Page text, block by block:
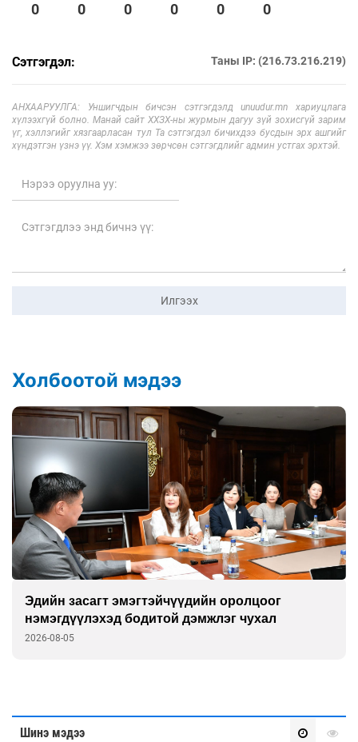
0 0 0 0 0 0
Сэтгэгдэл: Таны IP: (216.73.216.219)
АНХААРУУЛГА: Уншигчдын бичсэн сэтгэгдэлд unuudur.mn хариуцлага
хүлээхгүй болно. Манай сайт ХХЗХ-ны журмын дагуу зүй зохисгүй зарим
үг, хэллэгийг хязгаарласан тул Та сэтгэгдэл бичихдээ бусдын эрх ашгийг
хүндэтгэн үзнэ үү. Хэм хэмжээ зөрчсөн сэтгэгдлийг админ устгах эрхтэй.
Илгээх
Холбоотой мэдээ
оролцоог
дэмжлэг чухал
Засгийн
реформыг
Шинэ мэдээ